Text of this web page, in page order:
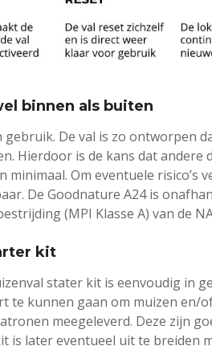
binnen als buiten
gebruik. De val is zo ontworpen
Hierdoor is de kans dat
minimaal. Om eventuele risico’s
De Goodnature A24 is
(MPI Klasse A) van de
kit
stater kit is eenvoudig in
te kunnen gaan om muizen en/
meegeleverd. Deze zijn
is later eventueel uit te breiden